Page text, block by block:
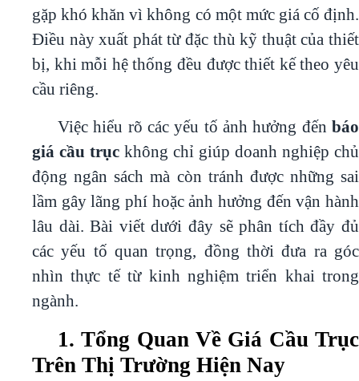
gặp khó khăn vì không có một mức giá cố định.
Điều này xuất phát từ đặc thù kỹ thuật của thiết
bị, khi mỗi hệ thống đều được thiết kế theo yêu
cầu riêng.
Việc hiểu rõ các yếu tố ảnh hưởng đến báo
giá cầu trục không chỉ giúp doanh nghiệp chủ
động ngân sách mà còn tránh được những sai
lầm gây lãng phí hoặc ảnh hưởng đến vận hành
lâu dài. Bài viết dưới đây sẽ phân tích đầy đủ
các yếu tố quan trọng, đồng thời đưa ra góc
nhìn thực tế từ kinh nghiệm triển khai trong
ngành.
1. Tổng Quan Về Giá Cầu Trục
Trên Thị Trường Hiện Nay